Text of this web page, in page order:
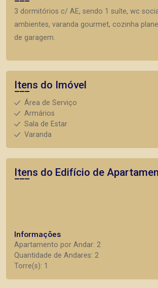
3 dormitórios c/ AE, sendo 1 suíte, wc
ambientes, varanda gourmet, cozinha
de garagem.
Itens do Imóvel
Área de Serviço
Armários
Sala de Estar
Varanda
Itens do Edifício de
Informações
Apartamento por Andar: 2
Quantidade de Andares: 2
Torre(s): 1